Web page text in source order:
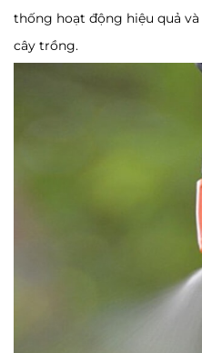
thống hoạt động hiệu quả
cây trồng.